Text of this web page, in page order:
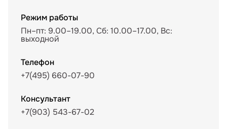
Режим работы
Пн–пт: 9.00–19.00, Сб: 10.00–17.00, Вс:
выходной
Телефон
+7(495) 660-07-90
Консультант
+7(903) 543-67-02